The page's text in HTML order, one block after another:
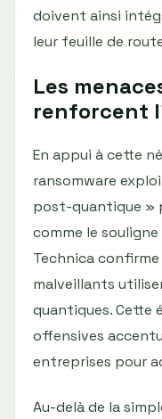
doivent ainsi
leur feuille de
Les
renforcent
En appui à cette
ransomware
post-quantique »
comme le
Technica
malveillants
quantiques. Cette
offensives
entreprises pour
Au-delà de la